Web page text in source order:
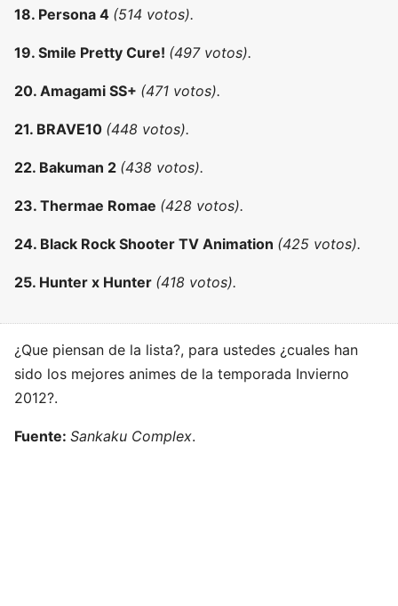
18. Persona 4 (514 votos).
19. Smile Pretty Cure! (497 votos).
20. Amagami SS+ (471 votos).
21. BRAVE10 (448 votos).
22. Bakuman 2 (438 votos).
23. Thermae Romae (428 votos).
24. Black Rock Shooter TV Animation (425 votos).
25. Hunter x Hunter (418 votos).
¿Que piensan de la lista?, para ustedes ¿cuales han
sido los mejores animes de la temporada Invierno
2012?.
Fuente: Sankaku Complex.